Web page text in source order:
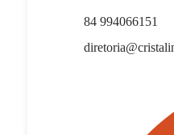
84 994066151